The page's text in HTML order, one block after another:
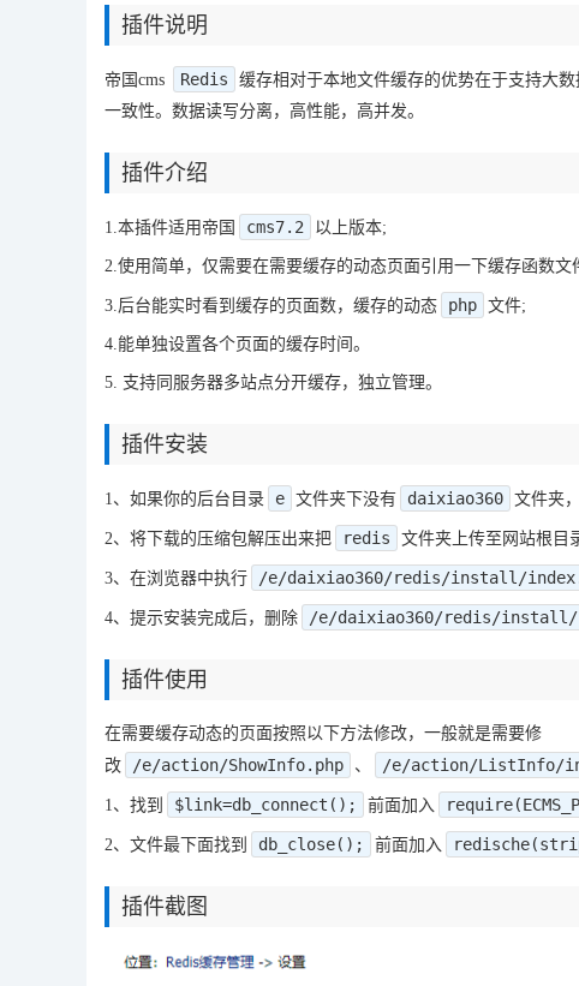
插件说明
帝国cms Redis
缓存相对于本地文件缓存的优势在于支持大
一致性。数据读写分离，高性能，高并发。
插件介绍
1.本插件适用帝国 cms7.2 以上版本;
2.使用简单，仅需要在需要缓存的动态页面引用一下缓存函数文
3.后台能实时看到缓存的页面数，缓存的动态 php 文件;
4.能单独设置各个页面的缓存时间。
5. 支持同服务器多站点分开缓存，独立管理。
插件安装
1、如果你的后台目录 e 文件夹下没有 daixiao360 文件夹
2、将下载的压缩包解压出来把 redis 文件夹上传至网站根目
3、在浏览器中执行 /e/daixiao360/redis/install/
4、提示安装完成后，删除 /e/daixiao360/redis/install/
插件使用
在需要缓存动态的页面按照以下方法修改，一般就是需要修
改
/e/action/ShowInfo.php 、 /e/action/ListInfo/
1、找到 $link=db_connect(); 前面加入
2、文件最下面找到 db_close(); 前面加入
插件截图